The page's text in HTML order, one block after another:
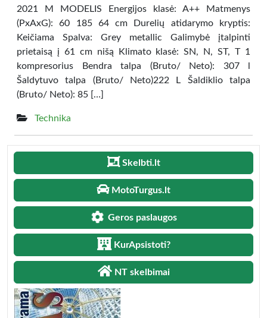
2021 M MODELIS Energijos klasė: A++ Matmenys
(PxAxG): 60 185 64 cm Durelių atidarymo kryptis:
Keičiama Spalva: Grey metallic Galimybė įtalpinti
prietaisą į 61 cm nišą Klimato klasė: SN, N, ST, T 1
kompresorius Bendra talpa (Bruto/ Neto): 307 l
Šaldytuvo talpa (Bruto/ Neto)222 L Šaldiklio talpa
(Bruto/ Neto): 85 […]
Technika
Skelbti.lt
MotoTurgus.lt
Geros paslaugos
KurApsistoti?
NT skelbimai